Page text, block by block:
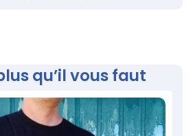
qu’il vous faut